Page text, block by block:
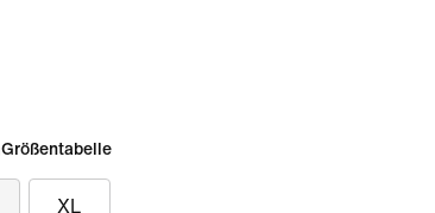
Größentabelle
XL